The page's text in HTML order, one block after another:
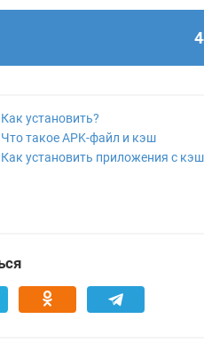
Как установить?
Что такое APK-файл и кэш
Как установить приложения с